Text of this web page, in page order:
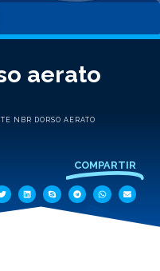
aerato
NBR DORSO AERATO
COMPARTIR